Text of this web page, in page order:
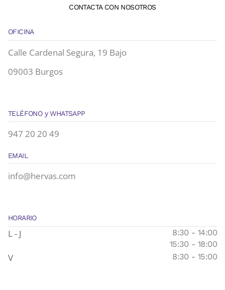
CONTACTA CON NOSOTROS
OFICINA
Calle Cardenal Segura, 19 Bajo
09003 Burgos
TELÉFONO y WHATSAPP
947 20 20 49
EMAIL
info@hervas.com
HORARIO
L - J
8:30 - 14:00
15:30 - 18:00
V 8:30 - 15:00